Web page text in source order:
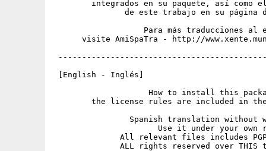
integrados en su paquete, así como
de este trabajo en su página
Para más traducciones al
visite AmiSpaTra - http://
[English - Inglés]
How to install this
the license rules are included in
Spanish translation without
Use it under your own
All relevant files includes
ALL rights reserved over THIS